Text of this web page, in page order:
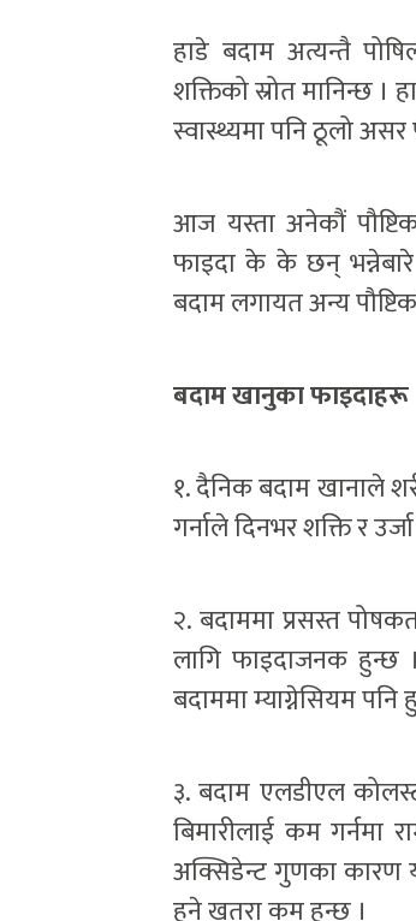
हाडे बदाम अत्यन्तै
शक्तिको स्रोत मानिन्छ
स्वास्थ्यमा पनि ठूलो
आज यस्ता अनेकौं
फाइदा के के छन्
बदाम लगायत अन्य
बदाम खानुका फाइदाहरू
१. दैनिक बदाम खानाले
गर्नाले दिनभर शक्ति र
२. बदाममा प्रसस्त
लागि फाइदाजनक हुन्छ
बदाममा म्याग्नेसियम
३. बदाम एलडीएल
बिमारीलाई कम गर्नमा
अक्सिडेन्ट गुणका कारण